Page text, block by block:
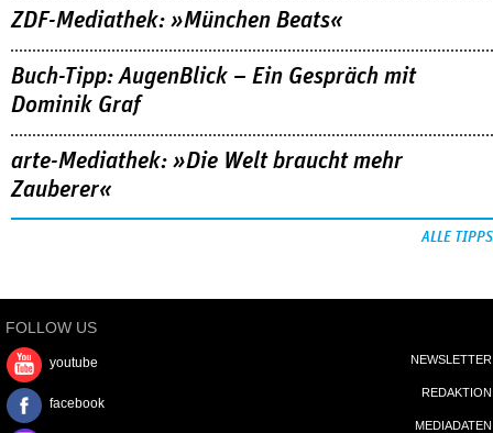
ZDF-Mediathek: »München Beats«
Buch-Tipp: AugenBlick – Ein Gespräch mit
Dominik Graf
arte-Mediathek: »Die Welt braucht mehr
Zauberer«
ALLE TIPPS
FOLLOW US
youtube
facebook
NEWSLETTER
REDAKTION
MEDIADATEN